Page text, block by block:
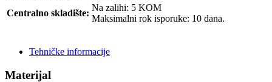
Centralno skladište:
Na zalihi: 5 KOM
Maksimalni rok isporuke: 10 dana.
Tehničke informacije
Materijal